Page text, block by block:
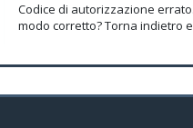
Codice di autorizzazione
modo corretto? Torna indietro